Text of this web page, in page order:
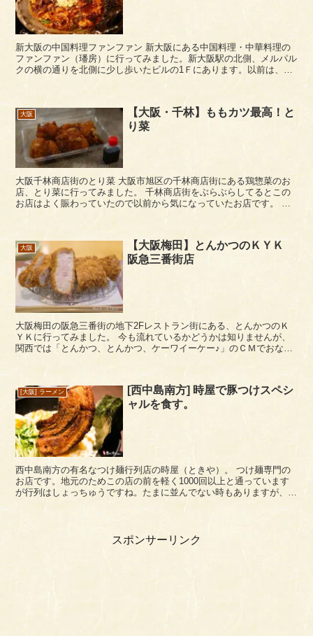
新大阪の中国料理ファンファン 新大阪にある中国料理・中華料理の
ファンファン（璠房）に行ってみました。新大阪駅の北側、メルパル
クの横の通りを北側に少し歩いたビルの1Ｆにあります。以前は、少
大阪
【大阪・千林】ももカツ最高！と
り菜
大阪千林商店街のとり菜 大阪市旭区の千林商店街にある鶏惣菜のお
店、とり菜に行ってみました。 千林商店街をぶらぶらしてるとこの
お店はよく賑わっていたので以前から気になっていたお店です。 魔
大阪
【大阪梅田】とんかつのＫＹＫ
阪急三番街店
大阪梅田の阪急三番街の地下2Fレストラン街にある、とんかつのＫ
ＹＫに行ってみました。 今も流れているかどうかは知りませんが、
関西では「とんかつ、とんかつ、ケーワイーケー♪」のＣＭでおなじ
[大阪] ラーメン
[西中島南方] 時屋で豚つけスペシ
ャルを食す。
西中島南方の有名なつけ麺行列店の時屋（ときや）。 つけ麺専門の
お店です。地元のためこの店の前を軽く1000回以上と通っています
が行列はしょっちゅうですね。たまに並んでない時もありますが、た
スポンサーリンク